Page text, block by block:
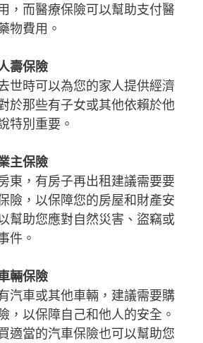
，而醫療保險可以幫助支付醫
物費用。
壽保險
世時可以為您的家人提供經濟
於那些有子女或其他依賴於他
特別重要。
主保險
東，有房子再出租建議需要要
險，以保障您的房屋和財產安
幫助您應對自然災害、盜竊或
件。
輛保險
汽車或其他車輛，建議需要購
，以保障自己和他人的安全。
適當的汽車保險也可以幫助您